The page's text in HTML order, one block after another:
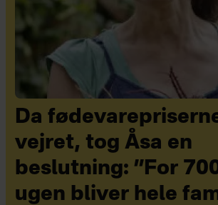
Da
vejret, tog Åsa en
beslutning: ”For
ugen bliver hele